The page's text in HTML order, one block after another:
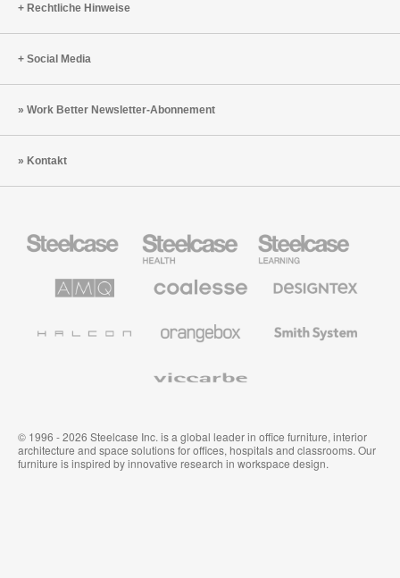
Rechtliche Hinweise
Social Media
Work Better Newsletter-Abonnement
Kontakt
Büromöbel
Health
Education
Möbel
Solutions
Büromöbel
Textilien
System
© 1996 - 2026 Steelcase Inc. is a global leader in office furniture, interior
architecture and space solutions for offices, hospitals and classrooms. Our
furniture is inspired by innovative research in workspace design.